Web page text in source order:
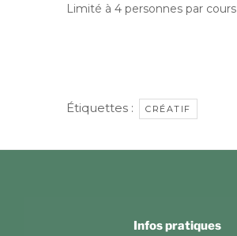
Limité à 4 personnes par cours
Étiquettes : CRÉATIF
Infos pratiques